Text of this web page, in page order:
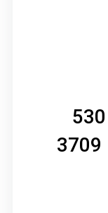
اور فرز نجاری مشتی 530